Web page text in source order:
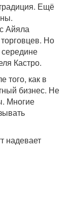
Ещё
Айяла
Но
Кастро.
того, как в
бизнес. Не
Многие
надевает